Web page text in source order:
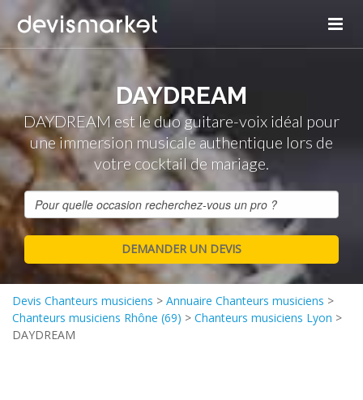
DAYDREAM
DAYDREAM est le duo guitare-voix idéal pour
une immersion musicale authentique lors de
votre cocktail de mariage.
Devis Chanteurs musiciens > Annuaire Chanteurs musiciens >
Chanteurs musiciens Rhône (69) > Chanteurs musiciens Lyon >
DAYDREAM